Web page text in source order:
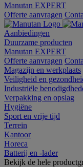
Manutan EXPERT
Offerte aanvragen
Aanbiedingen
Duurzame producten
Manutan EXPERT
Offerte aanvragen
Magazijn en werkplaats
Veiligheid en
Industriële
Verpakking en opslag
Hygiëne
Sport en vrije tijd
Terrein
Kantoor
Horeca
Batterij en -lader
Bekijk de hele